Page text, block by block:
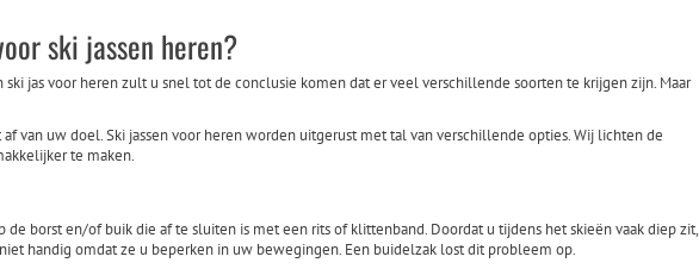
ski jassen heren?
ski jas voor heren zult u snel tot de conclusie komen dat er veel verschillende soorten te krijgen zijn. Maar
van uw doel. Ski jassen voor heren worden uitgerust met tal van verschillende opties. Wij lichten de
te maken.
de borst en/of buik die af te sluiten is met een rits of klittenband. Doordat u tijdens het skieën vaak diep zit,
handig omdat ze u beperken in uw bewegingen. Een buidelzak lost dit probleem op.